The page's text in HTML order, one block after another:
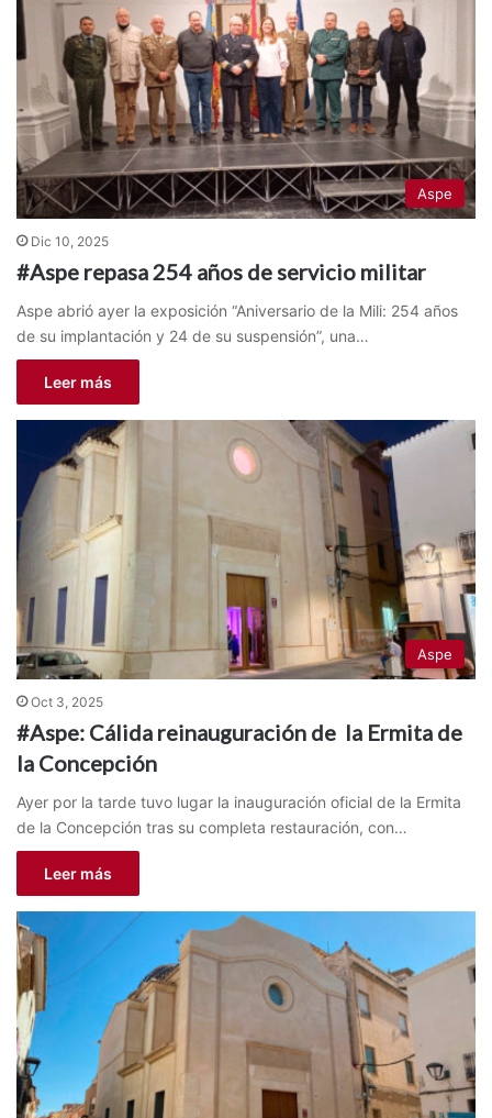
Aspe
Dic 10, 2025
#Aspe repasa 254 años de servicio militar
Aspe abrió ayer la exposición “Aniversario de la Mili: 254 años
de su implantación y 24 de su suspensión”, una…
Leer más
Aspe
Oct 3, 2025
#Aspe: Cálida reinauguración de la Ermita de
la Concepción
Ayer por la tarde tuvo lugar la inauguración oficial de la Ermita
de la Concepción tras su completa restauración, con…
Leer más